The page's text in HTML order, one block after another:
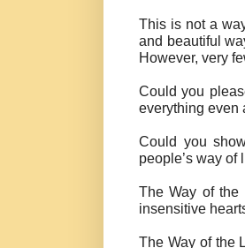
This is not a
and beautiful
However, very
Could you
everything
Could you
people’s way of
The Way of the
insensitive
The Way of the